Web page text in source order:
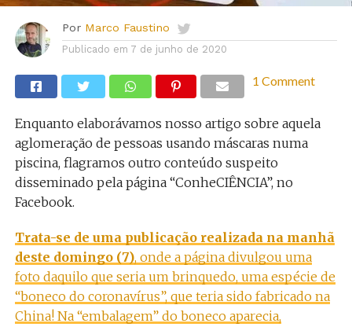
Por Marco Faustino
Publicado em 7 de junho de 2020
1 Comment
Enquanto elaborávamos nosso artigo sobre aquela
aglomeração de pessoas usando máscaras numa
piscina, flagramos outro conteúdo suspeito
disseminado pela página “ConheCIÊNCIA”, no
Facebook.
Trata-se de uma publicação realizada na manhã
deste domingo (7), onde a página divulgou uma
foto daquilo que seria um brinquedo, uma espécie de
“boneco do coronavírus”, que teria sido fabricado na
China! Na “embalagem” do boneco aparecia,